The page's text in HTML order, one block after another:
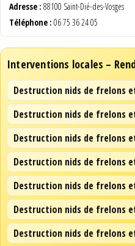
Adresse : 88100 Saint-Dié-des-Vosges
Téléphone : 06 75 36 24 05
Interventions locales –
Destruction nids de frelons
Destruction nids de frelons
Destruction nids de frelons
Destruction nids de frelons
Destruction nids de frelons
Destruction nids de frelons
Destruction nids de frelons